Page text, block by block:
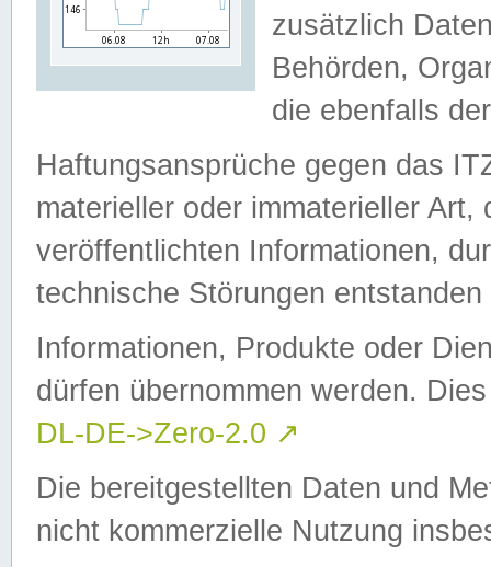
zusätzlich
Behörden,
die ebenfalls
Haftungsansprüche gegen das
materieller oder immaterieller
veröffentlichten Informationen,
technische Störungen
Informationen, Produkte oder
dürfen übernommen werden.
DL-DE->Zero-2.0 ↗
Die bereitgestellten Daten und
nicht kommerzielle Nutzung